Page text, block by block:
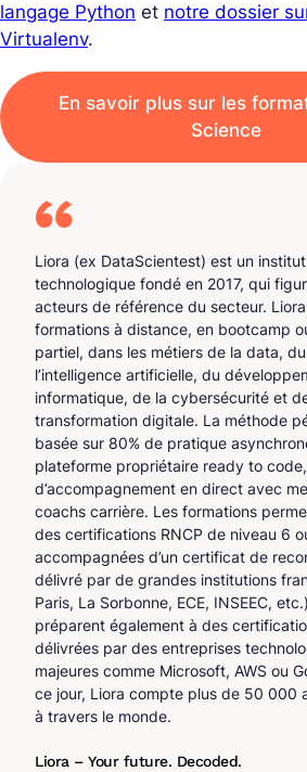
langage Python et notre dossier
Virtualenv.
En savoir plus sur les
Science
Liora (ex DataScientest) est un
technologique fondé en 2017, qui
acteurs de référence du secteur.
formations à distance, en bootcamp
partiel, dans les métiers de la data,
l’intelligence artificielle, du
informatique, de la cybersécurité et
transformation digitale. La méthode
basée sur 80% de pratique
plateforme propriétaire ready to
d’accompagnement en direct avec
coachs carrière. Les formations
des certifications RNCP de niveau 6
accompagnées d’un certificat de
délivré par de grandes institutions
Paris, La Sorbonne, ECE, INSEEC,
préparent également à des
délivrées par des entreprises
majeures comme Microsoft, AWS ou
ce jour, Liora compte plus de 50 000
à travers le monde.
Liora – Your future. Decoded.